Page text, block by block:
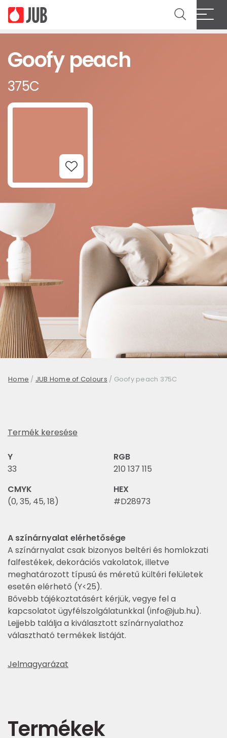
Goofy peach
375C
Add to Wishlist
Home / JUB Home of Colours / Goofy peach 375C
Termék keresése
Y
33
RGB
210 137 115
CMYK
(0, 35, 45, 18)
HEX
#D28973
A színárnyalat elérhetősége
A színárnyalat csak bizonyos beltéri és homlokzati
falfestékek, dekorációs vakolatok, illetve
meghatározott típusú és méretű kültéri felületek
esetén elérhető (Y<25).
Bővebb tájékoztatásért kérjük, vegye fel a
kapcsolatot ügyfélszolgálatunkkal (info@jub.hu).
Lejjebb találja a kiválasztott színárnyalathoz
választható termékek listáját.
Jelmagyarázat
Termékek